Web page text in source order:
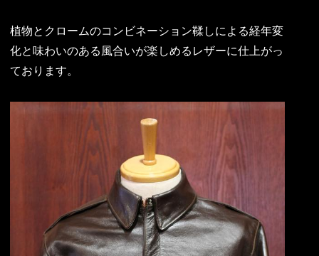
植物とクロームのコンビネーション鞣しによる経年変
化と味わいのある風合いが楽しめるレザーに仕上がっ
ております。